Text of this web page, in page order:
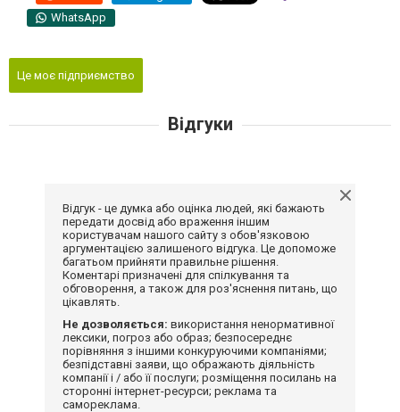
WhatsApp
Це моє підприємство
Відгуки
Відгук - це думка або оцінка людей, які бажають
передати досвід або враження іншим
користувачам нашого сайту з обов'язковою
аргументацією залишеного відгука. Це допоможе
багатьом прийняти правильне рішення.
Коментарі призначені для спілкування та
обговорення, а також для роз'яснення питань, що
цікавлять.
Не дозволяється: використання ненормативної
лексики, погроз або образ; безпосереднє
порівняння з іншими конкуруючими компаніями;
безпідставні заяви, що ображають діяльність
компанії і / або її послуги; розміщення посилань на
сторонні інтернет-ресурси; реклама та
самореклама.